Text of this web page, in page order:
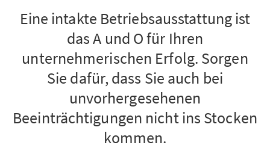
Eine intakte Betriebsausstattung ist
das A und O für Ihren
unternehmerischen Erfolg. Sorgen
Sie dafür, dass Sie auch bei
unvorhergesehenen
Beeinträchtigungen nicht ins Stocken
kommen.